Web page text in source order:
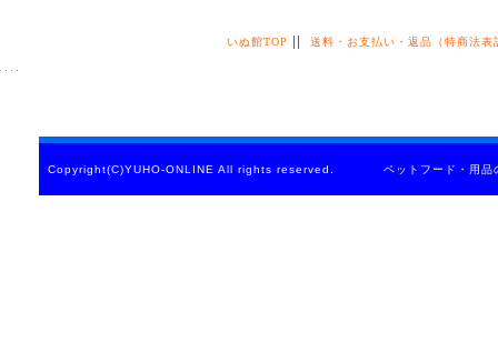
いぬ館TOP 送料・お支払い・返品（特商法表
Copyright(C)YUHO-ONLINE All rights reserved. ペットフード・用品